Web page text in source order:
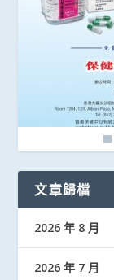
文章歸檔
2026 年 8 月
2026 年 7 月